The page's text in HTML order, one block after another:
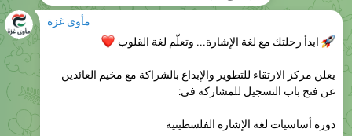
ابدأ رحلتك مع لغة الإشارة... وتعلّم لغة القلوب
❤️
يعلن مركز الارتقاء للتطوير والإبداع بالشراكة مع مخيم العائدين
دورة أساسيات لغة الإشارة الفلسطينية
تهدف الدورة إلى تمكين المشاركين من اكتساب المهارات